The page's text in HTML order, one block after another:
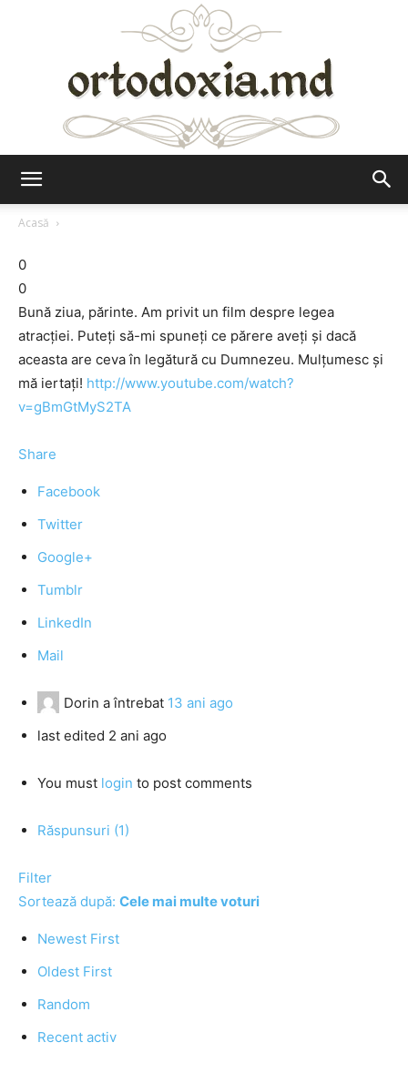
Acasă
0
0
Bună ziua, părinte. Am privit un film despre legea
atracţiei. Puteţi să-mi spuneţi ce părere aveţi şi dacă
aceasta are ceva în legătură cu Dumnezeu. Mulţumesc şi
mă iertaţi! http://www.youtube.com/watch?
v=gBmGtMyS2TA
Share
Facebook
Twitter
Google+
Tumblr
LinkedIn
Mail
Dorin a întrebat 13 ani ago
last edited 2 ani ago
You must login to post comments
Răspunsuri (1)
Filter
Sortează după: Cele mai multe voturi
Newest First
Oldest First
Random
Recent activ